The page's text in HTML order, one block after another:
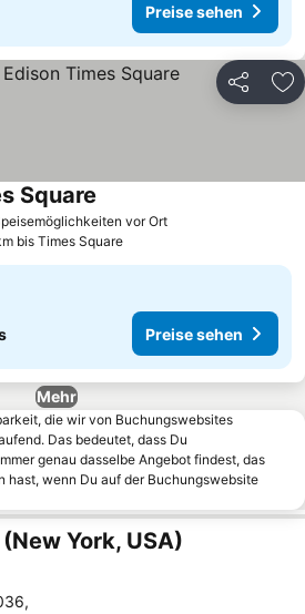
Preise sehen
Teilen
vor Ort
Square
bis Times Square
Preise sehen
Mehr
die wir von Buchungswebsites
Das bedeutet, dass Du
genau dasselbe Angebot findest, das
hast, wenn Du auf der Buchungswebsite
York, USA)
,